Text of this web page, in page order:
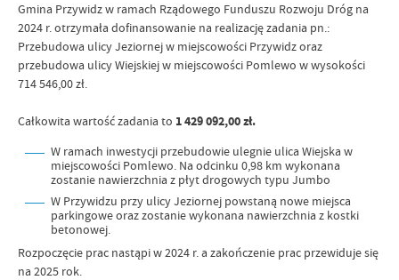
Gmina Przywidz w ramach Rządowego Funduszu Rozwoju Dróg na
2024 r. otrzymała dofinansowanie na realizację zadania pn.:
Przebudowa ulicy Jeziornej w miejscowości Przywidz oraz
przebudowa ulicy Wiejskiej w miejscowości Pomlewo w wysokości
714 546,00 zł.
Całkowita wartość zadania to 1 429 092,00 zł.
W ramach inwestycji przebudowie ulegnie ulica Wiejska w
miejscowości Pomlewo. Na odcinku 0,98 km wykonana
zostanie nawierzchnia z płyt drogowych typu Jumbo
W Przywidzu przy ulicy Jeziornej powstaną nowe miejsca
parkingowe oraz zostanie wykonana nawierzchnia z kostki
betonowej.
Rozpoczęcie prac nastąpi w 2024 r. a zakończenie prac przewiduje się
na 2025 rok.